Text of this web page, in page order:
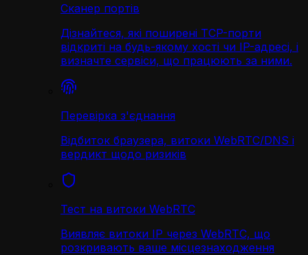
Сканер портів
Дізнайтеся, які поширені TCP-порти
відкриті на будь-якому хості чи IP-адресі, і
визначте сервіси, що працюють за ними.
Перевірка з'єднання
Відбиток браузера, витоки WebRTC/DNS і
вердикт щодо ризиків
Тест на витоки WebRTC
Виявляє витоки IP через WebRTC, що
розкривають ваше місцезнаходження